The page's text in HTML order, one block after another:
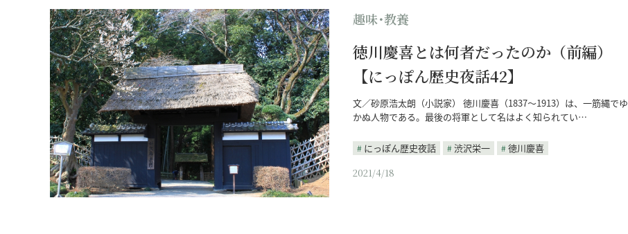
趣味･教養
徳川慶喜とは何者だったのか（前編）
【にっぽん歴史夜話42】
文／砂原浩太朗（小説家） 徳川慶喜（1837～1913）は、一筋縄でゆ
かぬ人物である。最後の将軍として名はよく知られてい…
にっぽん歴史夜話 渋沢栄一
徳川慶喜
2021/4/18